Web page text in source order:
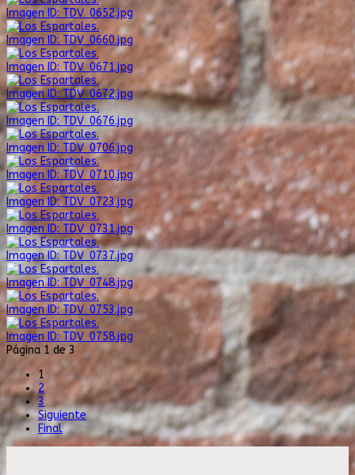
Imagen ID: TDV_0652.jpg
Imagen ID: TDV_0660.jpg
Imagen ID: TDV_0671.jpg
Imagen ID: TDV_0672.jpg
Imagen ID: TDV_0676.jpg
Imagen ID: TDV_0706.jpg
Imagen ID: TDV_0710.jpg
Imagen ID: TDV_0723.jpg
Imagen ID: TDV_0731.jpg
Imagen ID: TDV_0737.jpg
Imagen ID: TDV_0748.jpg
Imagen ID: TDV_0753.jpg
Imagen ID: TDV_0758.jpg
Página 1 de 3
1
2
3
Siguiente
Final